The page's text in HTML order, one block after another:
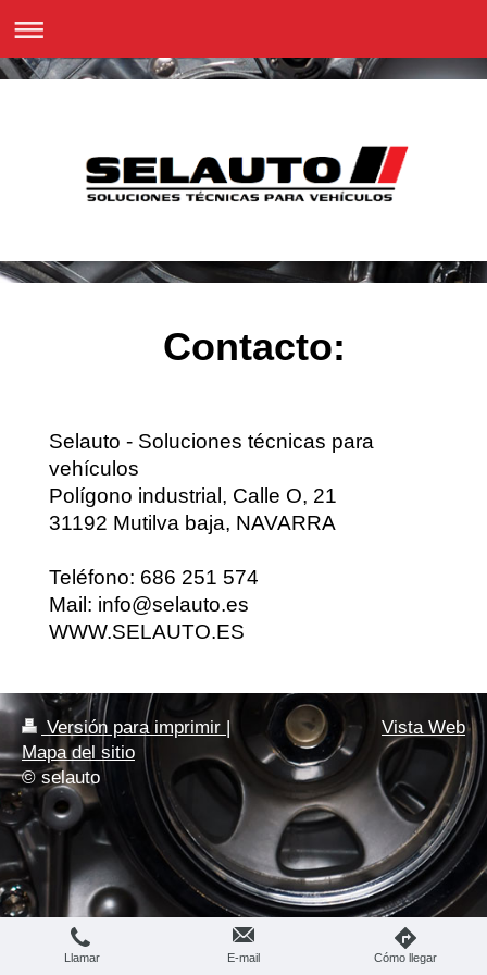
Contacto:
Selauto - Soluciones técnicas para
vehículos
Polígono industrial, Calle O, 21
31192 Mutilva baja, NAVARRA
Teléfono: 686 251 574
Mail: info@selauto.es
WWW.SELAUTO.ES
Versión para imprimir |
Mapa del sitio
© selauto
Vista Web
Llamar E-mail Cómo llegar